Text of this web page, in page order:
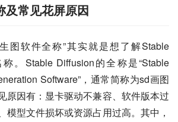
及常见花屏原因
图软件全称”其实就是想了解Stable
。Stable Diffusion的全称是“Stable
Software”，通常简称为sd画图
原因有：显卡驱动不兼容、软件版本过
模型文件损坏或资源占用过高。其中，